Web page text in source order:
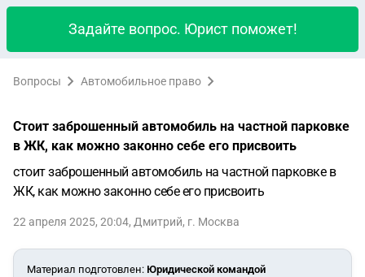
Задайте вопрос. Юрист поможет!
Вопросы Автомобильное право
Стоит заброшенный автомобиль на частной парковке
в ЖК, как можно законно себе его присвоить
стоит заброшенный автомобиль на частной парковке в
ЖК, как можно законно себе его присвоить
22 апреля 2025, 20:04, Дмитрий, г. Москва
Материал подготовлен: Юридической командой